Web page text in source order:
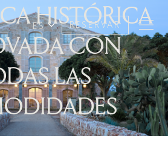
ES RESERVAR
HISTÓRICA
CON
LAS